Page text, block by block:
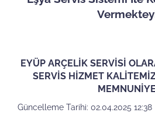
EYÜP ARÇELİK SERVİSİ
SERVİS HİZMET
Güncelleme Tarihi: 02.04.2025 12:38